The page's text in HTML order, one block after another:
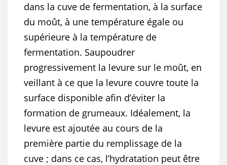
dans la cuve de fermentation, à la surface
du moût, à une température égale ou
supérieure à la température de
fermentation. Saupoudrer
progressivement la levure sur le moût, en
veillant à ce que la levure couvre toute la
surface disponible afin d’éviter la
formation de grumeaux. Idéalement, la
levure est ajoutée au cours de la
première partie du remplissage de la
cuve ; dans ce cas, l’hydratation peut être